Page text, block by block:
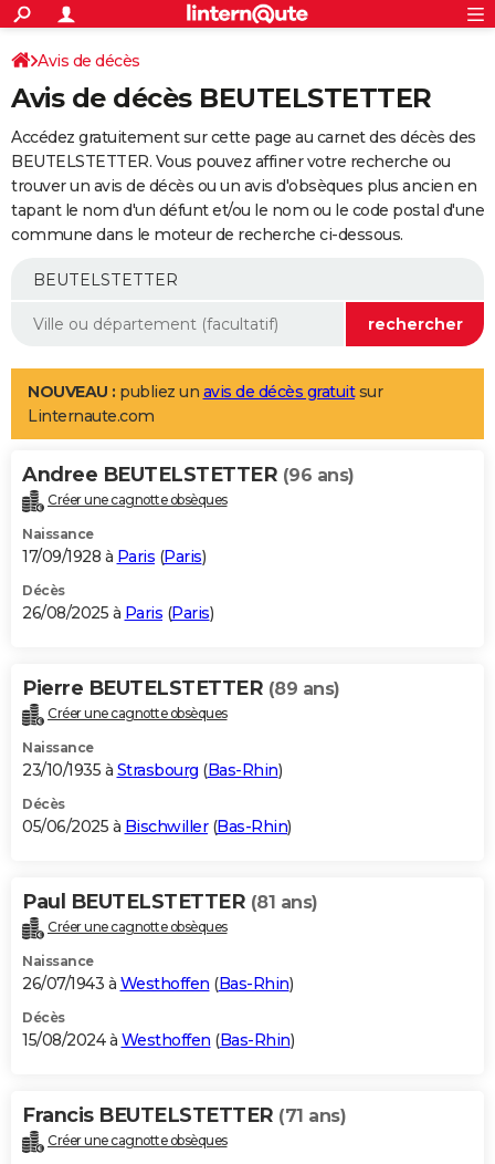
ACTUALITÉS
Politique
Société
Faits Divers
Education
Monde
Villes
+
SPORT
Coupe du monde 2026
Football
Tennis
Cyclisme
Rugby
Forum
Programme TV
TNT
Streaming
Cinéma
Sorties cinéma
Musique
+
FINANCE
Retraite
Epargne
Immobilier
Risques naturels par ville
Assurance
AUTO
Essais
Réserver un essai
Citadines
Berlines
SUV
Forum auto
+
Mobiles
Meilleur smartphone
Internet
Ordinateurs
Jeux vidéo
Guide high-tech
Aménagement intérieur
LIFESTYLE
Art de vivre
Bien-être
Loisirs
Mode
Modes de vie
Alimentation
Guide de la santé
Maladies
Médicaments
Sommeil
VOYAGE
Destinations
City break
Voyage nature
Voyage de noces
Forum
Climat
+PHOTO
GUIDES D'ACHAT
BONS PLANS
Carte de Noël
Carte Bonne année
Carte Saint-Valentin
Carte Pâques
Carte d'anniversaire
DICTIONNAIRE
Dictionnaire
Biographies
Citations
Expressions
Proverbes
PROGRAMME TV
S'inscrire
Se connecter
Lycées
Collèges
Primaires
Universités
Entreprises
Service militaire
Avis de recherche
AVIS DE DÉCÈS
Bricolage
Lifestyle
Culture
Sport
Auto
Television
Voyage
Cinema
Avis de décès
Avis de décès BEUTELSTETTER
Accédez gratuitement sur cette page au carnet des décès des
BEUTELSTETTER. Vous pouvez affiner votre recherche ou
trouver un avis de décès ou un avis d'obsèques plus ancien en
tapant le nom d'un défunt et/ou le nom ou le code postal d'une
commune dans le moteur de recherche ci-dessous.
NOUVEAU : publiez un avis de décès gratuitsur
Linternaute.com
Andree BEUTELSTETTER (96 ans)
Créer une cagnotte obsèques
Naissance
17/09/1928 à Paris (Paris)
Décès
26/08/2025 à Paris (Paris)
Pierre BEUTELSTETTER (89 ans)
Créer une cagnotte obsèques
Naissance
23/10/1935 à Strasbourg (Bas-Rhin)
Décès
05/06/2025 à Bischwiller(Bas-Rhin)
Paul BEUTELSTETTER (81 ans)
Créer une cagnotte obsèques
Naissance
26/07/1943 à Westhoffen (Bas-Rhin)
Décès
15/08/2024 à Westhoffen (Bas-Rhin)
Francis BEUTELSTETTER (71 ans)
Créer une cagnotte obsèques